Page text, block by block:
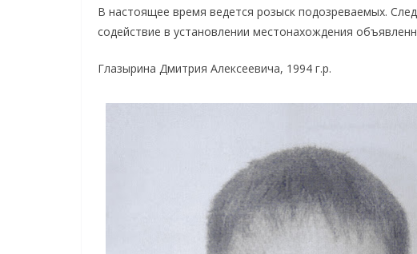
В настоящее время ведется розыск подозреваемых.
содействие в установлении местонахождения
Глазырина Дмитрия Алексеевича, 1994 г.р.